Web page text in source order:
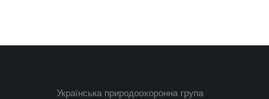
Українська природоохоронна група